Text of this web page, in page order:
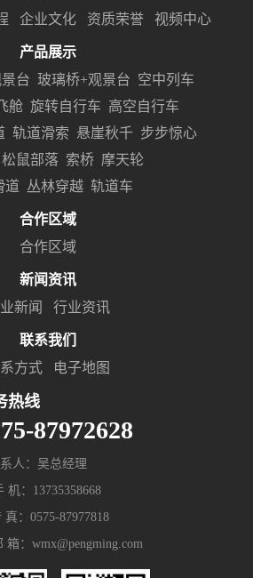
企业文化 资质荣誉 视频中心
产品展示
台 玻璃桥+观景台 空中列车
舱 旋转自行车 高空自行车
轨道滑索 悬崖秋千 步步惊心
松鼠部落 索桥 摩天轮
道 丛林穿越 轨道车
合作区域
合作区域
新闻资讯
新闻
行业资讯
联系我们
方式
电子地图
热线
87972628
人：吴总经理
机：13735358668
真：0575-87977818
箱：wmx@pengming.com